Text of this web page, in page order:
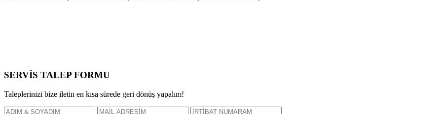
SERVİS TALEP FORMU
Taleplerinizi bize iletin en kısa sürede geri dönüş yapalım!